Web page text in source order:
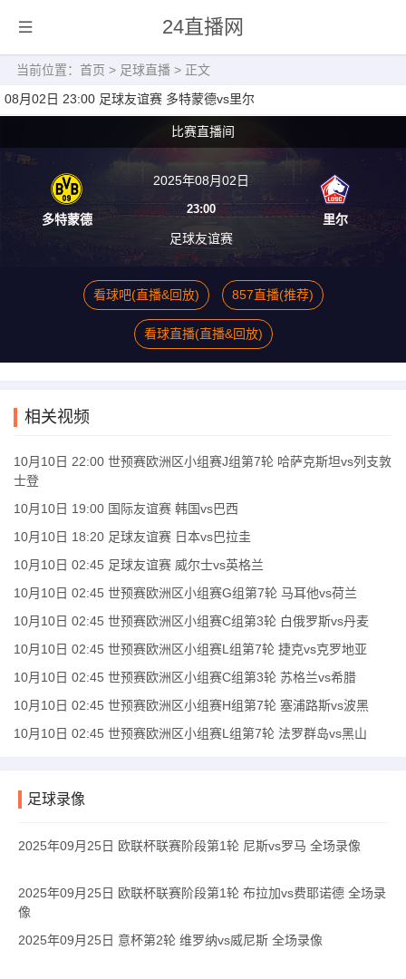
24直播网
当前位置： 首页 > 足球直播 > 正文
08月02日 23:00 足球友谊赛 多特蒙德vs里尔
比赛直播间
多特蒙德
2025年08月02日
23:00
足球友谊赛
里尔
看球吧(直播&回放) 857直播(推荐)
看球直播(直播&回放)
相关视频
10月10日 22:00 世预赛欧洲区小组赛J组第7轮 哈萨克斯坦vs列支敦
士登
10月10日 19:00 国际友谊赛 韩国vs巴西
10月10日 18:20 足球友谊赛 日本vs巴拉圭
10月10日 02:45 足球友谊赛 威尔士vs英格兰
10月10日 02:45 世预赛欧洲区小组赛G组第7轮 马耳他vs荷兰
10月10日 02:45 世预赛欧洲区小组赛C组第3轮 白俄罗斯vs丹麦
10月10日 02:45 世预赛欧洲区小组赛L组第7轮 捷克vs克罗地亚
10月10日 02:45 世预赛欧洲区小组赛C组第3轮 苏格兰vs希腊
10月10日 02:45 世预赛欧洲区小组赛H组第7轮 塞浦路斯vs波黑
10月10日 02:45 世预赛欧洲区小组赛L组第7轮 法罗群岛vs黑山
足球录像
2025年09月25日 欧联杯联赛阶段第1轮 尼斯vs罗马 全场录像
2025年09月25日 欧联杯联赛阶段第1轮 布拉加vs费耶诺德 全场录
像
2025年09月25日 意杯第2轮 维罗纳vs威尼斯 全场录像